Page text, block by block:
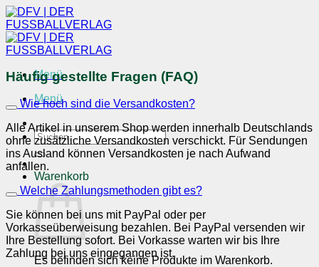
Zum
Inhalt
springen
Menü
Menü
Suchen
nach:
Warenkorb
Es befinden sich keine Produkte im Warenkorb.
Häufig gestellte Fragen (FAQ)
Wie hoch sind die Versandkosten?
Alle Artikel in unserem Shop werden innerhalb Deutschlands
ohne zusätzliche Versandkosten verschickt. Für Sendungen
ins Ausland können Versandkosten je nach Aufwand
anfallen.
Welche Zahlungsmethoden gibt es?
Sie können bei uns mit PayPal oder per
Vorkasseüberweisung bezahlen. Bei PayPal versenden wir
Ihre Bestellung sofort. Bei Vorkasse warten wir bis Ihre
Zahlung bei uns eingegangen ist.